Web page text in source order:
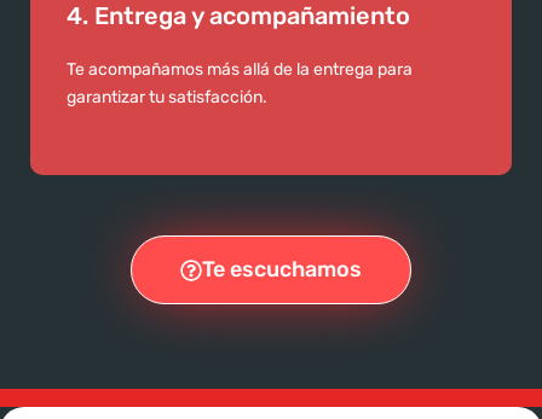
4. Entrega y acompañamiento
Te acompañamos más allá de la entrega para
garantizar tu satisfacción.
Te escuchamos